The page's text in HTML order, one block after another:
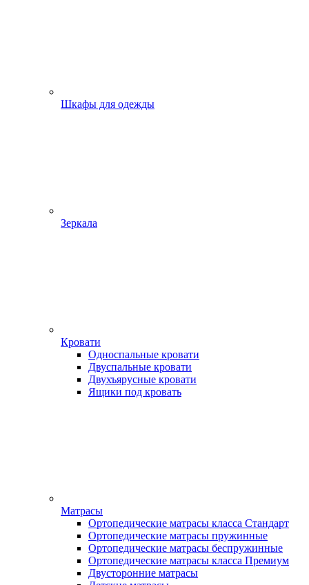
Шкафы для одежды
Зеркала
Кровати
Односпальные кровати
Двуспальные кровати
Двухъярусные кровати
Ящики под кровать
Матрасы
Ортопедические матрасы класса Стандарт
Ортопедические матрасы пружинные
Ортопедические матрасы беспружинные
Ортопедические матрасы класса Премиум
Двусторонние матрасы